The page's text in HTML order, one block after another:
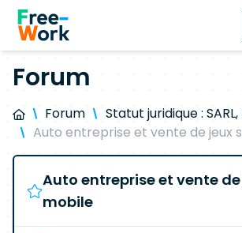
Forum
Forum
Statut juridique :
Auto entreprise et vente de jeux
Auto entreprise et vente
mobile